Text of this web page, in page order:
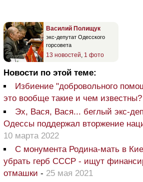
Василий Полищук
экс-депутат Одесского
горсовета
13 новостей, 1 фото
Новости по этой теме:
Избиение "добровольного
это вообще такие и чем известны?
Эх, Вася, Вася... беглый экс-
Одессы поддержал вторжение
10 марта 2022
С монумента Родина-мать в
убрать герб СССР - ищут
отмашки - 25 мая 2021